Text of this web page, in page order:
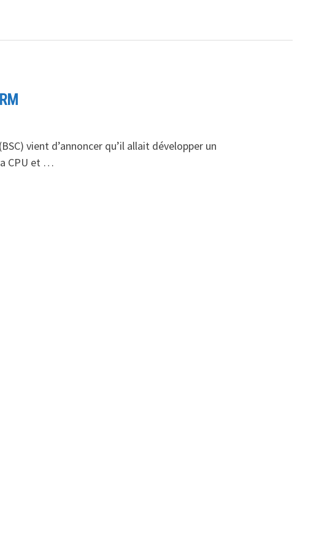
vient d’annoncer qu’il allait développer un
CPU et …